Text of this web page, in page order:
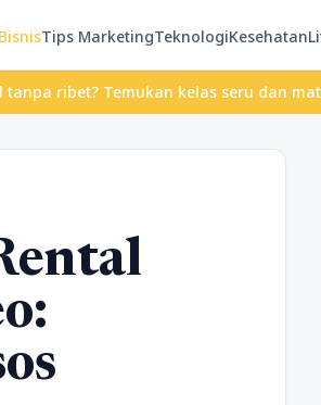
BisnisTips MarketingTeknologiKesehatan
Temukan kelas seru dan materi